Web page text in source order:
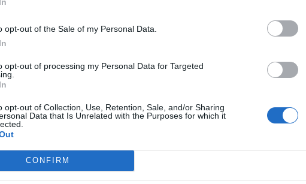
opt-out of the Sale of my Personal Data.
opt-out of processing my Personal Data for Targeted
opt-out of Collection, Use, Retention, Sale, and/or Sharing
Data that Is Unrelated with the Purposes for which it
CONFIRM
annesso libro: «La lezione del Covid
niente». Vero. Solo che la lezione
di quella che intendono loro. Nel
sospetti: no-vax, governi
(indovinate quali), salute pubblica
barbari. Prima chela pandemia
già il peccatore da mettere al rogo. Non
precedente, gestì male, nascose
troppo, capì poco, censurò molto e
a rifare lo stesso numero. No. Quelli
figurarsi. E pare di sentire la
il divulgatore, pur catastrofista e
«Credo che la scamperemo per